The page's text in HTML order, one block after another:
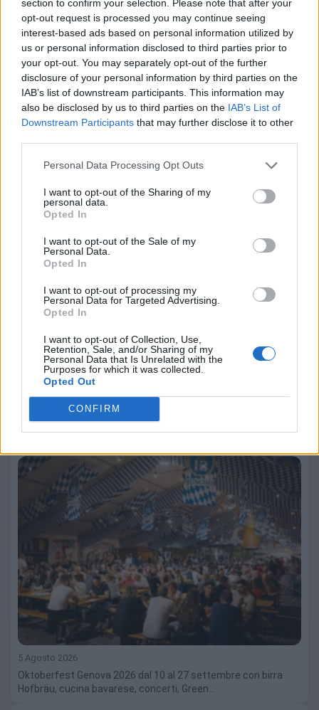
section to confirm your selection. Please note that after your
opt-out request is processed you may continue seeing
interest-based ads based on personal information utilized by
us or personal information disclosed to third parties prior to
your opt-out. You may separately opt-out of the further
disclosure of your personal information by third parties on the
IAB’s list of downstream participants. This information may
also be disclosed by us to third parties on the IAB’s List of
Downstream Participants that may further disclose it to other
Personal Data Processing Opt Outs
I want to opt-out of the Sharing of my
personal data.
Opted In
I want to opt-out of the Sale of my
Personal Data.
Opted In
I want to opt-out of processing my
Personal Data for Targeted Advertising.
Opted In
I want to opt-out of Collection, Use,
Retention, Sale, and/or Sharing of my
Personal Data that Is Unrelated with the
Purposes for which it was collected.
Opted Out
CONFIRM
Cristiano Sabre
Leggi anche:
per la serata dedicata a Luigi Veronelli
5 Agosto 2026
Grande partecipazione di pubblico per la serata di Sale in
Zucca dedicata al centenario di…
Oktoberfest Genova 2026: torna la festa
5 Agosto 2026
Oktoberfest Genova 2026 dal 10 al 27 settembre con birra
Hofbräu, cucina bavarese, concerti, Green…